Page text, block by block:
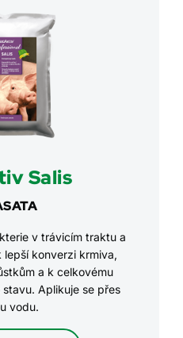
Salis
v trávicím traktu a
konverzi krmiva,
a k celkovému
Aplikuje se přes
vodu.